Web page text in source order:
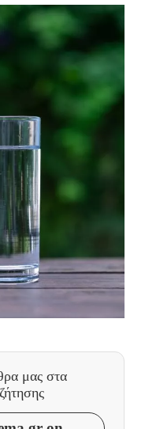
μας στα